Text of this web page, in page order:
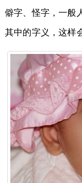
僻字、怪字，一般
其中的字义，这样